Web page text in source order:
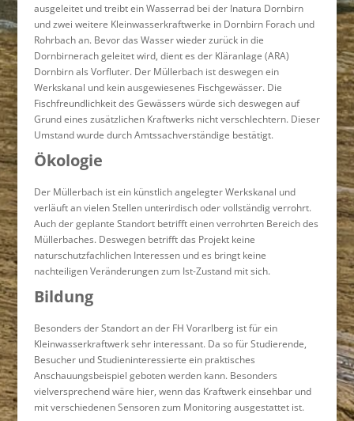
ausgeleitet und treibt ein Wasserrad bei der Inatura Dornbirn
und zwei weitere Kleinwasserkraftwerke in Dornbirn Forach und
Rohrbach an. Bevor das Wasser wieder zurück in die
Dornbirnerach geleitet wird, dient es der Kläranlage (ARA)
Dornbirn als Vorfluter. Der Müllerbach ist deswegen ein
Werkskanal und kein ausgewiesenes Fischgewässer. Die
Fischfreundlichkeit des Gewässers würde sich deswegen auf
Grund eines zusätzlichen Kraftwerks nicht verschlechtern. Dieser
Umstand wurde durch Amtssachverständige bestätigt.
Ökologie
Der Müllerbach ist ein künstlich angelegter Werkskanal und
verläuft an vielen Stellen unterirdisch oder vollständig verrohrt.
Auch der geplante Standort betrifft einen verrohrten Bereich des
Müllerbaches. Deswegen betrifft das Projekt keine
naturschutzfachlichen Interessen und es bringt keine
nachteiligen Veränderungen zum Ist-Zustand mit sich.
Bildung
Besonders der Standort an der FH Vorarlberg ist für ein
Kleinwasserkraftwerk sehr interessant. Da so für Studierende,
Besucher und Studieninteressierte ein praktisches
Anschauungsbeispiel geboten werden kann. Besonders
vielversprechend wäre hier, wenn das Kraftwerk einsehbar und
mit verschiedenen Sensoren zum Monitoring ausgestattet ist.